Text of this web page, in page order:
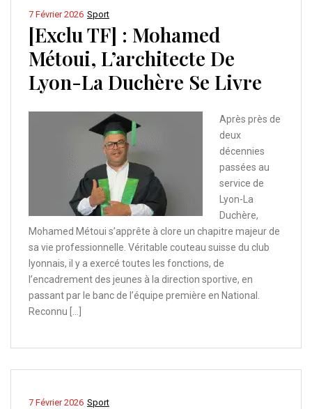
Sport
7 Février 2026
[Exclu TF] : Mohamed
Métoui, L’architecte De
Lyon-La Duchère Se Livre
Après près de
deux
décennies
passées au
service de
Lyon-La
Duchère,
Mohamed Métoui s’apprête à clore un chapitre majeur de
sa vie professionnelle. Véritable couteau suisse du club
lyonnais, il y a exercé toutes les fonctions, de
l’encadrement des jeunes à la direction sportive, en
passant par le banc de l’équipe première en National.
Reconnu […]
Sport
7 Février 2026